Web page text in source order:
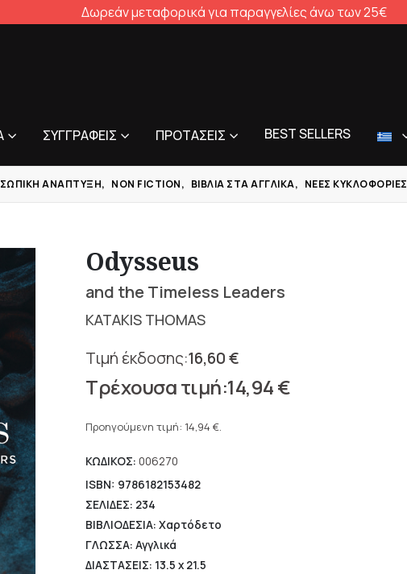
Δωρεάν μεταφορικά για παραγγελίες άνω των 25€
ΣΥΓΓΡΑΦΕΊΣ ΠΡΟΤΆΣΕΙΣ BEST SELLERS
ΑΝΆΠΤΥΞΗ, NON FICTION, ΒΙΒΛΊΑ ΣΤΑ ΑΓΓΛΙΚΆ, ΝΈΕΣ ΚΥΚΛΟΦΟΡΊΕΣ
Odysseus
and the Timeless Leaders
KATAKIS THOMAS
16,60€
Original
price
was:
16,60 €.
14,94€
τρέχουσα
είναι:
14,94 €.
Προηγούμενη τιμή: 14,94 €.
ΚΩΔΙΚΟΣ: 006270
ISBN: 9786182153482
ΣΕΛΙΔΕΣ: 234
ΒΙΒΛΙΟΔΕΣΙΑ: Χαρτόδετο
ΓΛΩΣΣΑ: Αγγλικά
ΔΙΑΣΤΑΣΕΙΣ: 13.5 x 21.5